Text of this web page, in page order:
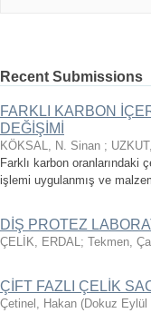
Recent Submissions
FARKLI KARBON
DEĞİŞİMİ
KÖKSAL, N. Sinan ;
Farklı karbon oranlarındaki
işlemi uygulanmış ve
DİŞ PROTEZ
ÇELİK, ERDAL; Tekmen,
ÇİFT FAZLI ÇELİK
Çetinel, Hakan (Dokuz